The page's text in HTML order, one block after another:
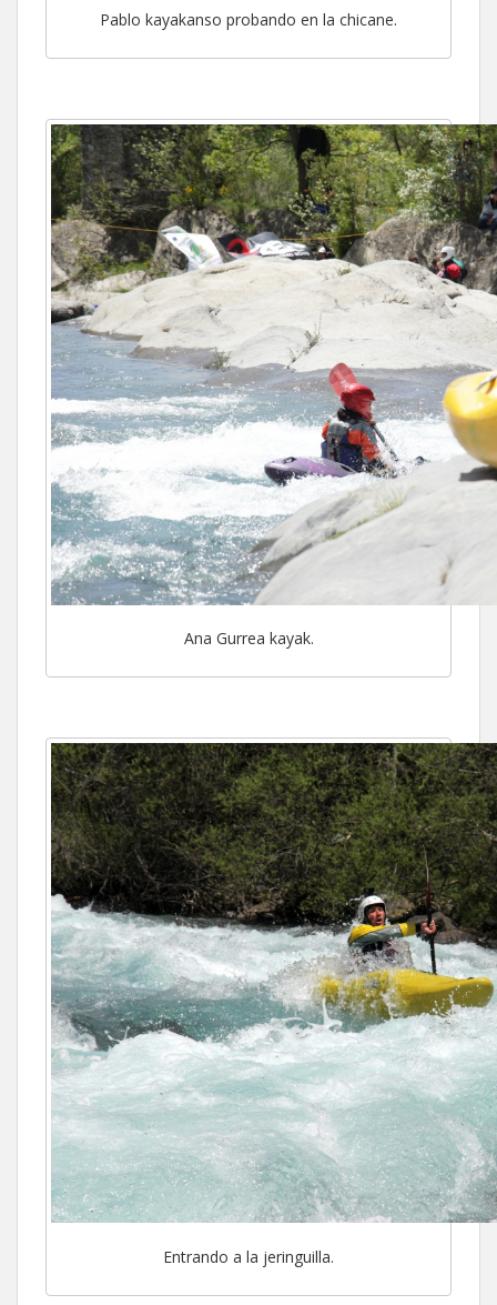
Pablo kayakanso probando en la chicane.
Ana Gurrea kayak.
Entrando a la jeringuilla.